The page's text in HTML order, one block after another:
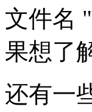
文件名
果想了
还有一